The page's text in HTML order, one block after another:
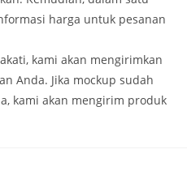
harga untuk pesanan
kami akan mengirimkan
Anda. Jika mockup sudah
kami akan mengirim produk